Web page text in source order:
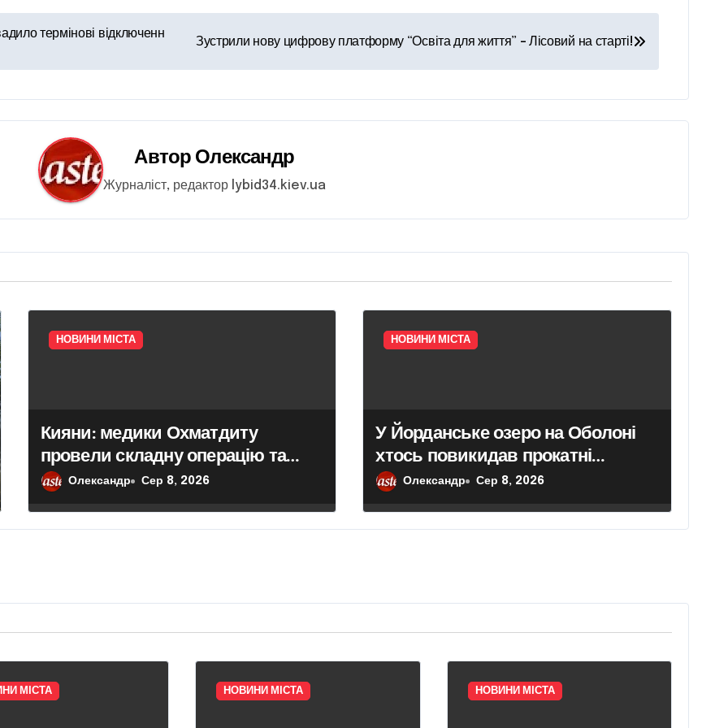
термінові відключенн
Зустрили нову цифрову платформу “Освіта для життя” – Лісовий на старті!
Автор Олександр
Журналіст, редактор lybid34.kiev.ua
НОВИНИ МІСТА
Кияни: медики Охматдиту
провели складну операцію та
прибрали 20-сантиметрову кісту
Олександр Сер 8, 2026
НОВИНИ МІСТА
У Йорданське озеро на Оболоні
хтось повикидав прокатні
велосипеди
Олександр Сер 8, 2026
МІСТА НОВИНИ МІСТА НОВИНИ МІСТА